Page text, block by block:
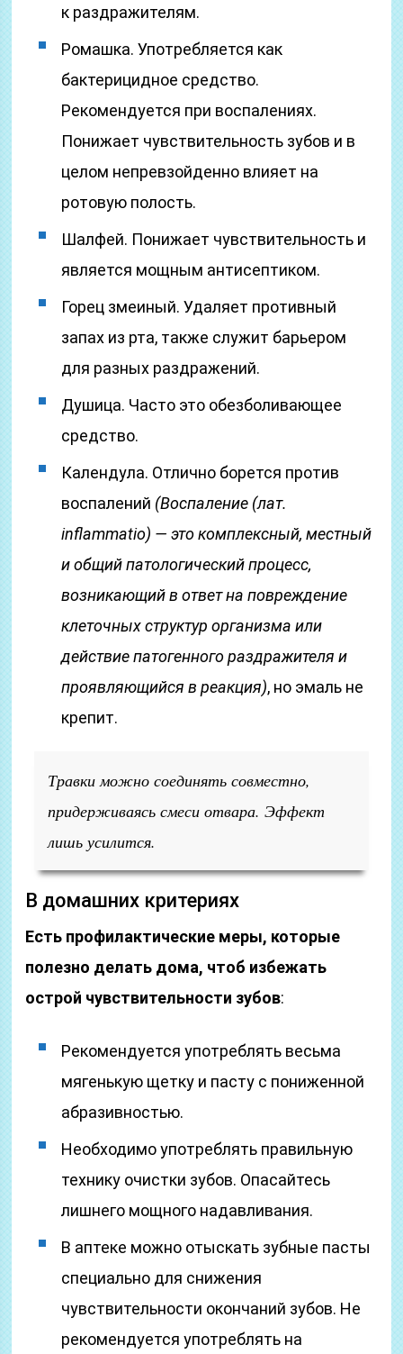
к раздражителям.
Ромашка. Употребляется как
бактерицидное средство.
Рекомендуется при воспалениях.
Понижает чувствительность зубов и в
целом непревзойденно влияет на
ротовую полость.
Шалфей. Понижает чувствительность и
является мощным антисептиком.
Горец змеиный. Удаляет противный
запах из рта, также служит барьером
для разных раздражений.
Душица. Часто это обезболивающее
средство.
Календула. Отлично борется против
воспалений (Воспаление (лат.
inflammatio) — это комплексный, местный
и общий патологический процесс,
возникающий в ответ на повреждение
клеточных структур организма или
действие патогенного раздражителя и
проявляющийся в реакция), но эмаль не
крепит.
Травки можно соединять совместно,
придерживаясь смеси отвара. Эффект
лишь усилится.
В домашних критериях
Есть профилактические меры, которые
полезно делать дома, чтоб избежать
острой чувствительности зубов:
Рекомендуется употреблять весьма
мягенькую щетку и пасту с пониженной
абразивностью.
Необходимо употреблять правильную
технику очистки зубов. Опасайтесь
лишнего мощного надавливания.
В аптеке можно отыскать зубные пасты
специально для снижения
чувствительности окончаний зубов. Не
рекомендуется употреблять на